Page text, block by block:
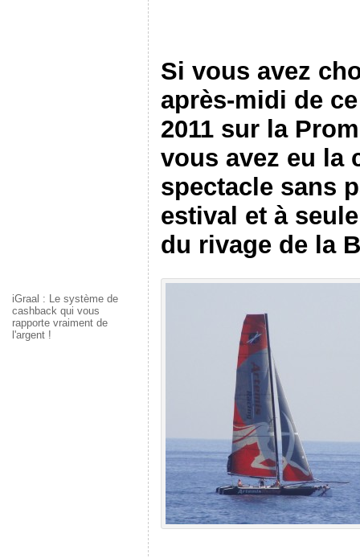
iGraal : Le système de
cashback qui vous
rapporte vraiment de
l'argent !
Si vous avez
après-midi de
2011 sur la
vous avez eu la
spectacle sans
estival et à
du rivage de la